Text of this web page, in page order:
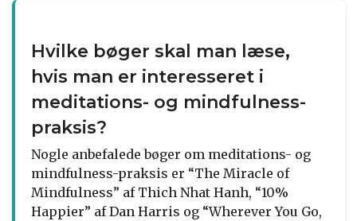
Hvilke bøger skal man læse,
hvis man er interesseret i
meditations- og mindfulness-
praksis?
Nogle anbefalede bøger om meditations- og
mindfulness-praksis er “The Miracle of
Mindfulness” af Thich Nhat Hanh, “10%
Happier” af Dan Harris og “Wherever You Go,